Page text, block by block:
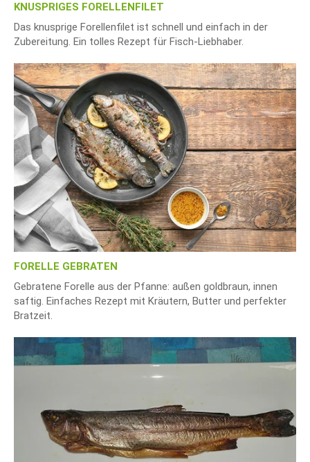
KNUSPRIGES FORELLENFILET
Das knusprige Forellenfilet ist schnell und einfach in der
Zubereitung. Ein tolles Rezept für Fisch-Liebhaber.
FORELLE GEBRATEN
Gebratene Forelle aus der Pfanne: außen goldbraun, innen
saftig. Einfaches Rezept mit Kräutern, Butter und perfekter
Bratzeit.